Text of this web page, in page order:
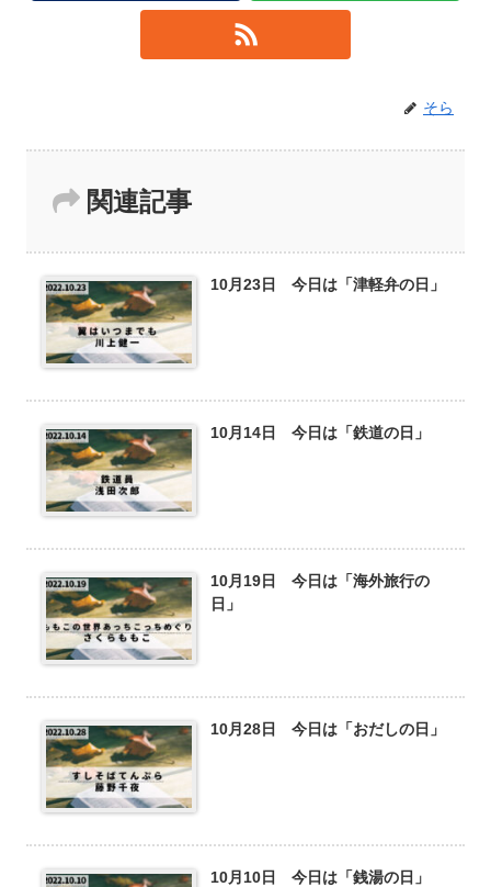
そら
関連記事
10月23日 今日は「津軽弁の日」
10月14日 今日は「鉄道の日」
10月19日 今日は「海外旅行の
日」
10月28日 今日は「おだしの日」
10月10日 今日は「銭湯の日」